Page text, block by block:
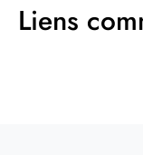
Liens